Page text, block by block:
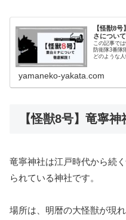
【怪獣8
さについ
この記事で
防衛隊3番隊
どのような
yamaneko-yakata.com
【怪獣8号】竜寧
竜寧神社は江戸時代から続
られている神社です。
場所は、明暦の大怪獣が現